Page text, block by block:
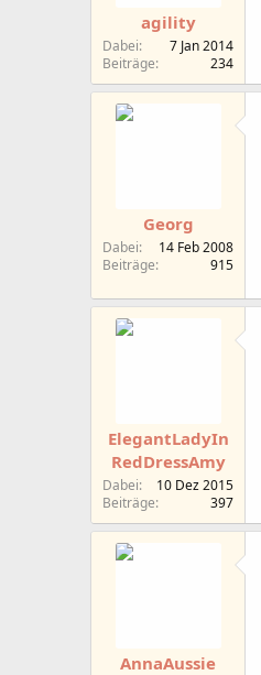
agility
Dabei
7 Jan 2014
Beiträge
234
Georg
Dabei
14 Feb 2008
Beiträge
915
ElegantLadyIn
RedDressAmy
Dabei
10 Dez 2015
Beiträge
397
AnnaAussie